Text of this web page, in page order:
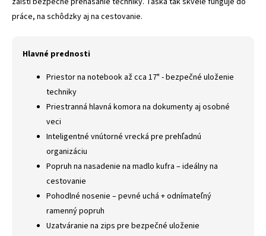
práce, na schôdzky aj na cestovanie.
Hlavné prednosti
Priestor na notebook až cca 17" - bezpečné uloženie
techniky
Priestranná hlavná komora na dokumenty aj osobné
veci
Inteligentné vnútorné vrecká pre prehľadnú
organizáciu
Popruh na nasadenie na madlo kufra – ideálny na
cestovanie
Pohodlné nosenie – pevné uchá + odnímateľný
ramenný popruh
Uzatváranie na zips pre bezpečné uloženie